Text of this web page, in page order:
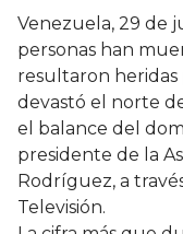
Venezuela, 29 de
personas han
resultaron
devastó el norte
el balance del
presidente de la
Rodríguez, a
Televisión.